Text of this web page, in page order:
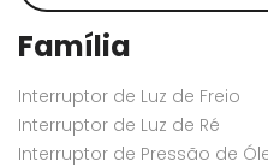
Família
Interruptor de Luz de Freio
Interruptor de Luz de Ré
Interruptor de Pressão de